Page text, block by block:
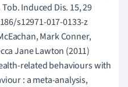
Induced Dis. 15, 29
s12971-017-0133-z
Mark Conner,
Jane Lawton (2011)
related behaviours with
: a meta-analysis,